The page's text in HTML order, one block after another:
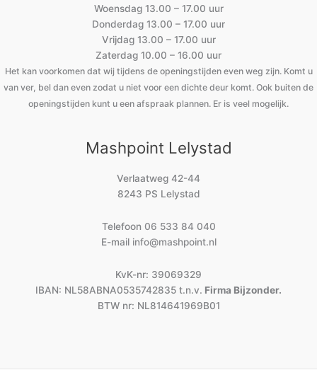
Woensdag 13.00 – 17.00 uur
Donderdag 13.00 – 17.00 uur
Vrijdag 13.00 – 17.00 uur
Zaterdag 10.00 – 16.00 uur
Het kan voorkomen dat wij tijdens de openingstijden even weg zijn. Komt u
van ver, bel dan even zodat u niet voor een dichte deur komt. Ook buiten de
openingstijden kunt u een afspraak plannen. Er is veel mogelijk.
Mashpoint Lelystad
Verlaatweg 42-44
8243 PS Lelystad
Telefoon 06 533 84 040
E-mail info@mashpoint.nl
KvK-nr: 39069329
IBAN: NL58ABNA0535742835 t.n.v. Firma Bijzonder.
BTW nr: NL814641969B01